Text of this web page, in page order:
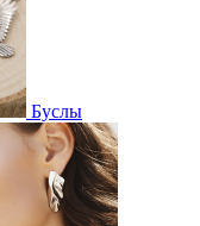
Буслы